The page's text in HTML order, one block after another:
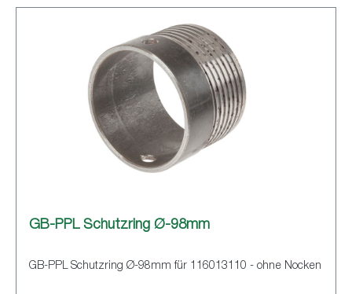
GB-PPL Schutzring Ø-98mm
GB-PPL Schutzring Ø-98mm für 116013110 - ohne Nocken